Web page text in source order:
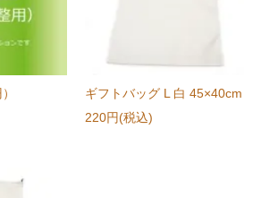
ギフトバッグ L 白 45×40cm
220円(税込)